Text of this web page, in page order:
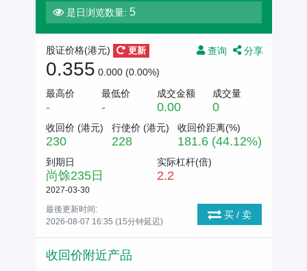
是日浏览数量: 5
查询 分享
股证价格(港元) 更新
0.355 0.000 (0.00%)
最高价
-
最低价
-
成交金额
0.00
成交量
0
收回价 (港元)
230
行使价 (港元)
228
收回价距离(%)
181.6 (44.12%)
到期日
尚馀235日
2027-03-30
实际杠杆(倍)
2.2
最後更新时间:
2026-08-07 16:35 (15分钟延迟)
买 / 卖
收回价附近产品